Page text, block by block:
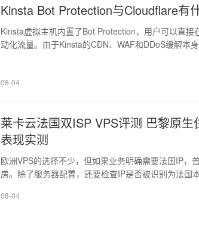
Kinsta Bot Protection与Cloudflare有
Kinsta虚拟主机内置了Bot Protection，用户可以直接
动化流量。由于Kinsta的CDN、WAF和DDoS缓解本
则的WordPress站长。" />img.wp-smiley, img.emoji
08-04
莱卡云法国双ISP VPS评测 巴黎原
表现实测
欧洲VPS的选择不少，但如果业务明确需要法国IP，
房。除了服务器配置，还要检查IP是否被识别为法国
核CPU、约2GB内存和20GB硬盘，采用KVM虚拟化
08-04